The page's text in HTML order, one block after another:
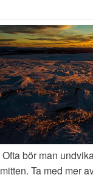
Ofta bör man
mitten. Ta med mer